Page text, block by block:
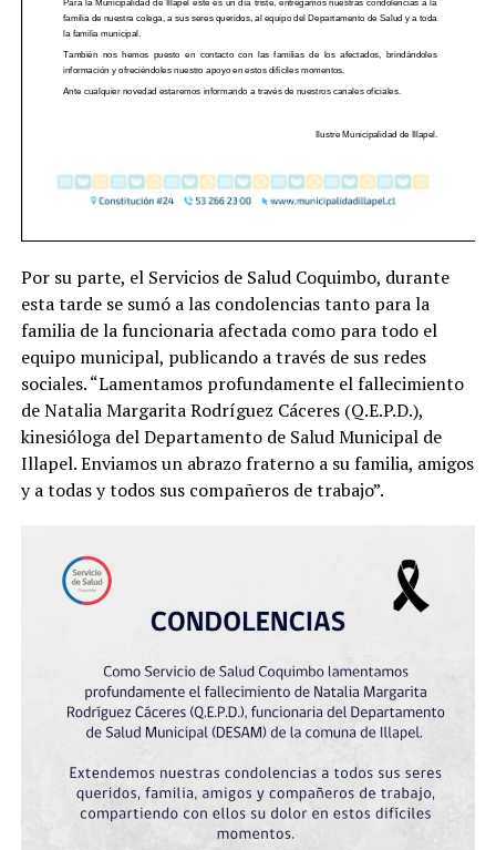
Por su parte, el Servicios de Salud Coquimbo, durante
esta tarde se sumó a las condolencias tanto para la
familia de la funcionaria afectada como para todo el
equipo municipal, publicando a través de sus redes
sociales. “Lamentamos profundamente el fallecimiento
de Natalia Margarita Rodríguez Cáceres (Q.E.P.D.),
kinesióloga del Departamento de Salud Municipal de
Illapel. Enviamos un abrazo fraterno a su familia, amigos
y a todas y todos sus compañeros de trabajo”.